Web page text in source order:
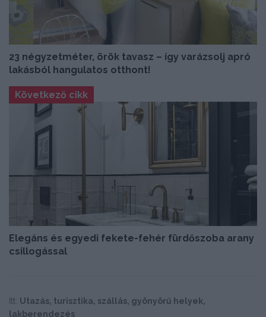
23 négyzetméter, örök tavasz – így varázsolj apró
lakásból hangulatos otthont!
Következő cikk
Elegáns és egyedi fekete-fehér fürdőszoba arany
csillogással
Itt: Utazás, turisztika, szállás, gyönyörű helyek,
lakberendezés